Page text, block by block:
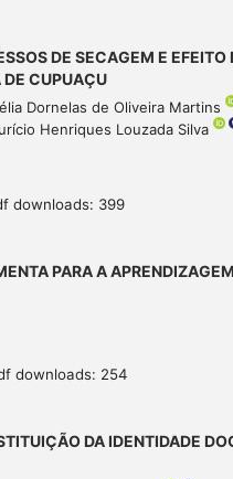
DE SECAGEM E
DE CUPUAÇU
Dornelas de Oliveira Martins
Henriques Louzada Silva
downloads: 399
PARA A
downloads: 254
DA IDENTIDADE